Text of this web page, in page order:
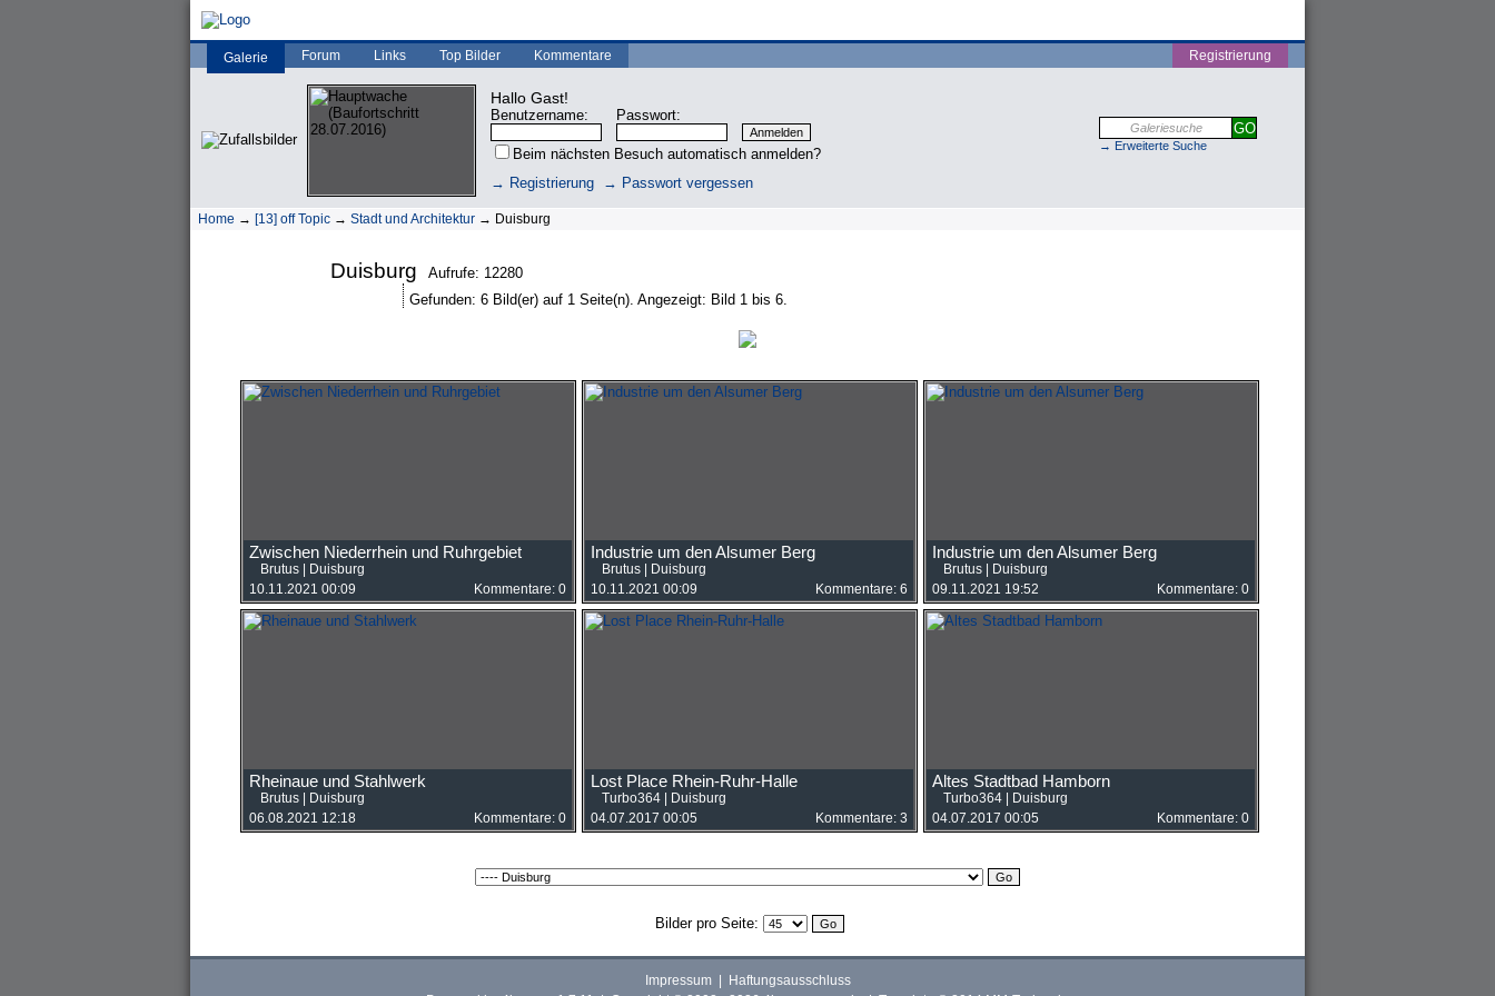
Galerie Forum Links Top Bilder Kommentare Registrierung
Hallo Gast!
Benutzername: Passwort:
Beim nächsten Besuch automatisch anmelden?
→ Registrierung
→ Passwort vergessen
→ Erweiterte Suche
Home → [13] off Topic → Stadt und Architektur → Duisburg
Duisburg
Aufrufe: 12280
Gefunden: 6 Bild(er) auf 1 Seite(n). Angezeigt: Bild 1 bis 6.
Zwischen Niederrhein und Ruhrgebiet
Brutus|
Duisburg
10.11.2021 00:09
Kommentare: 0
Industrie um den Alsumer Berg
Brutus|
Duisburg
10.11.2021 00:09
Kommentare: 6
Industrie um den Alsumer Berg
Brutus|
Duisburg
09.11.2021 19:52
Kommentare: 0
Rheinaue und Stahlwerk
Brutus|
Duisburg
06.08.2021 12:18
Kommentare: 0
Lost Place Rhein-Ruhr-Halle
Turbo364|
Duisburg
04.07.2017 00:05
Kommentare: 3
Altes Stadtbad Hamborn
Turbo364|
Duisburg
04.07.2017 00:05
Kommentare: 0
Bilder pro Seite:
Impressum|
Haftungsausschluss